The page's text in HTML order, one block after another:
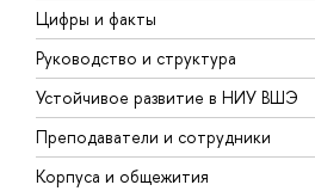
Цифры и факты
Руководство и структура
Устойчивое развитие в НИУ ВШЭ
Преподаватели и сотрудники
Корпуса и общежития